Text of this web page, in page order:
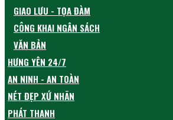
GIAO LƯU - TỌA ĐÀM
CÔNG KHAI NGÂN SÁCH
VĂN BẢN
HƯNG YÊN 24/7
AN NINH - AN TOÀN
NÉT ĐẸP XỨ NHÃN
PHÁT THANH